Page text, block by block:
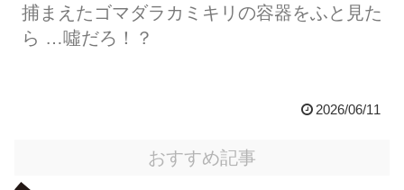
捕まえたゴマダラカミキリの容器をふと見た
ら …噓だろ！？
2026/06/11
おすすめ記事